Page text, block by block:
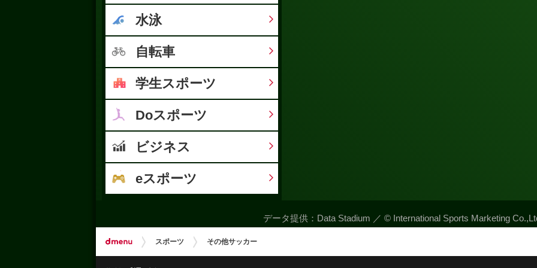
水泳
自転車
学生スポーツ
Doスポーツ
ビジネス
eスポーツ
データ提供：Data Stadium ／ © International Sports Marketing
スポーツ その他サッカー